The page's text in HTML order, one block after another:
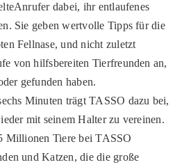
dabei, ihr entlaufenes
Sie geben wertvolle Tipps für die
Fellnase, und nicht zuletzt
von hilfsbereiten Tierfreunden an,
gefunden haben.
Minuten trägt TASSO dazu bei,
mit seinem Halter zu vereinen.
Millionen Tiere bei TASSO
und Katzen, die die große